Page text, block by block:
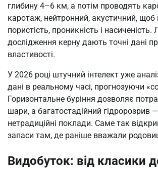
глибину 4–6 км, а потім проводять
каротаж, нейтронний, акустичний, щоб
пористість, проникність і насиченість.
дослідження керну дають точні дані
властивості.
У 2026 році штучний інтелект уже
дані в реальному часі, прогнозуючи
Горизонтальне буріння дозволяє
шари, а багатостадійний гідророзрив
нетрадиційні поклади. Саме так
запаси там, де раніше вважали
Видобуток: від класики